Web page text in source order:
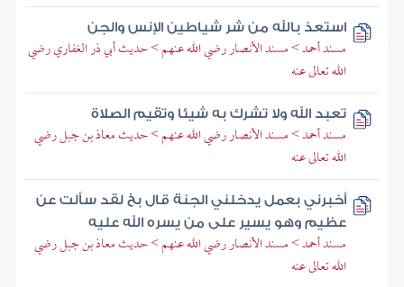
استعذ بالله من شر شياطين الإنس والجن
مسند أحمد > مسند الأنصار رضي الله عنهم > حديث أبي ذر الغفاري رضي
الله تعالى عنه
تعبد الله ولا تشرك به شيئا وتقيم الصلاة
مسند أحمد > مسند الأنصار رضي الله عنهم > حديث معاذ بن جبل رضي
الله تعالى عنه
أخبرني بعمل يدخلني الجنة قال بخ لقد سألت عن
عظيم وهو يسير على من يسره الله عليه
مسند أحمد > مسند الأنصار رضي الله عنهم > حديث معاذ بن جبل رضي
الله تعالى عنه